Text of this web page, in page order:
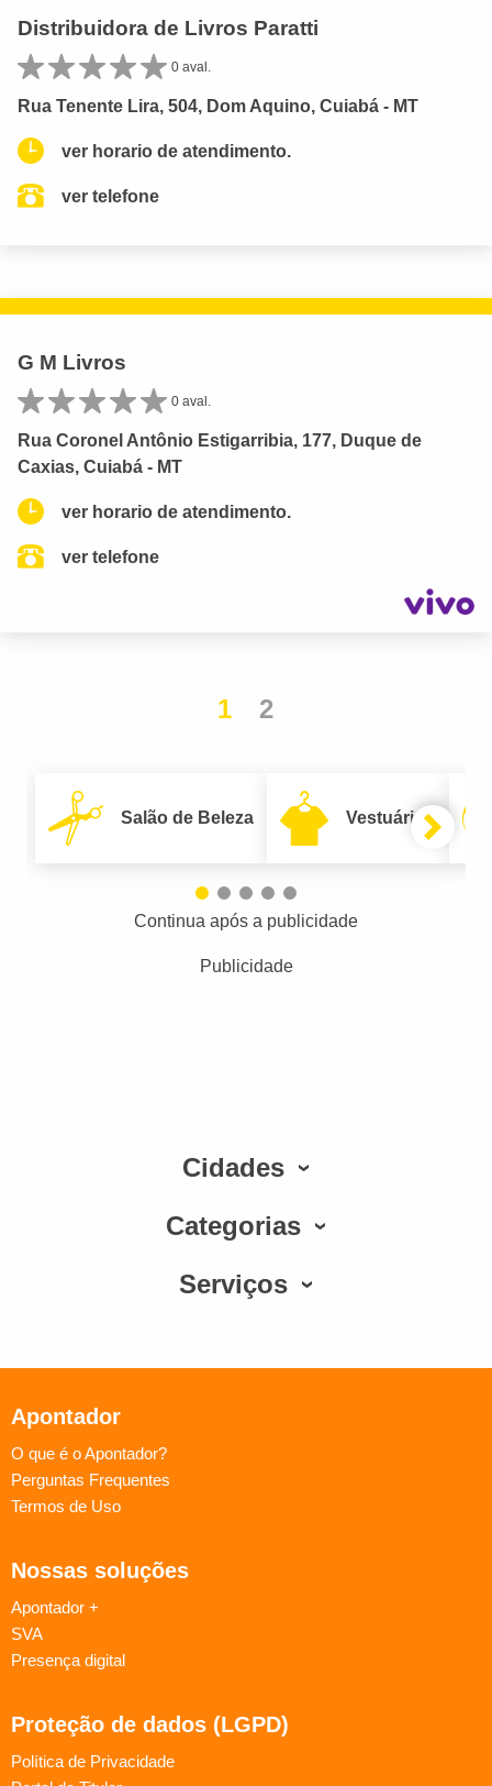
Distribuidora de Livros Paratti
0 aval.
Rua Tenente Lira, 504, Dom Aquino, Cuiabá - MT
ver horario de atendimento.
ver telefone
G M Livros
0 aval.
Rua Coronel Antônio Estigarribia, 177, Duque de
Caxias, Cuiabá - MT
ver horario de atendimento.
ver telefone
1 2
Salão de Beleza Vestuário
Continua após a publicidade
Publicidade
Cidades
Categorias
Serviços
Apontador
O que é o Apontador?
Perguntas Frequentes
Termos de Uso
Nossas soluções
Apontador +
SVA
Presença digital
Proteção de dados (LGPD)
Política de Privacidade